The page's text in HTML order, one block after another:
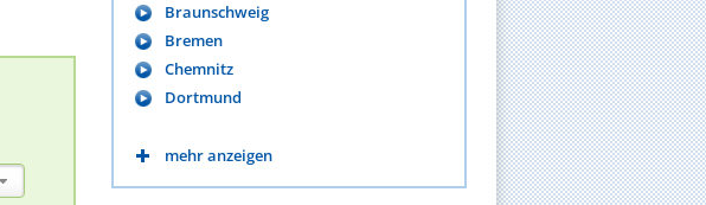
Braunschweig
Bremen
Chemnitz
Dortmund
mehr anzeigen